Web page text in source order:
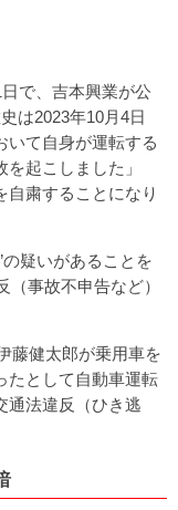
で、吉本興業が公
は2023年10月4日
いて自身が運転する
起こしました」
自粛することになり
疑いがあることを
事故不申告など）
藤健太郎が乗用車を
たとして自動車運転
通法違反（ひき逃